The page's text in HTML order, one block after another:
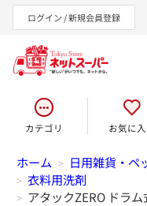
ログイン / 新規会員登録
東
カテゴリ お気に入
ホーム > 日用雑貨・ペ
> 衣料用洗剤
> アタックZERO ドラ